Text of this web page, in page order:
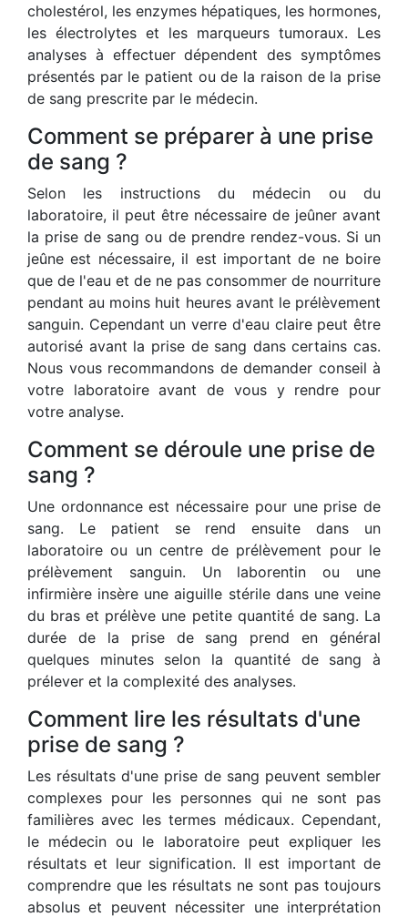
cholestérol, les enzymes hépatiques, les hormones,
les électrolytes et les marqueurs tumoraux. Les
analyses à effectuer dépendent des symptômes
présentés par le patient ou de la raison de la prise
de sang prescrite par le médecin.
Comment se préparer à une prise
de sang ?
Selon les instructions du médecin ou du
laboratoire, il peut être nécessaire de jeûner avant
la prise de sang ou de prendre rendez-vous. Si un
jeûne est nécessaire, il est important de ne boire
que de l'eau et de ne pas consommer de nourriture
pendant au moins huit heures avant le prélèvement
sanguin. Cependant un verre d'eau claire peut être
autorisé avant la prise de sang dans certains cas.
Nous vous recommandons de demander conseil à
votre laboratoire avant de vous y rendre pour
votre analyse.
Comment se déroule une prise de
sang ?
Une ordonnance est nécessaire pour une prise de
sang. Le patient se rend ensuite dans un
laboratoire ou un centre de prélèvement pour le
prélèvement sanguin. Un laborentin ou une
infirmière insère une aiguille stérile dans une veine
du bras et prélève une petite quantité de sang. La
durée de la prise de sang prend en général
quelques minutes selon la quantité de sang à
prélever et la complexité des analyses.
Comment lire les résultats d'une
prise de sang ?
Les résultats d'une prise de sang peuvent sembler
complexes pour les personnes qui ne sont pas
familières avec les termes médicaux. Cependant,
le médecin ou le laboratoire peut expliquer les
résultats et leur signification. Il est important de
comprendre que les résultats ne sont pas toujours
absolus et peuvent nécessiter une interprétation